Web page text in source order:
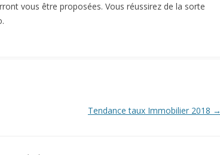
vous être proposées. Vous réussirez de la sorte
Tendance taux Immobilier 2018 →